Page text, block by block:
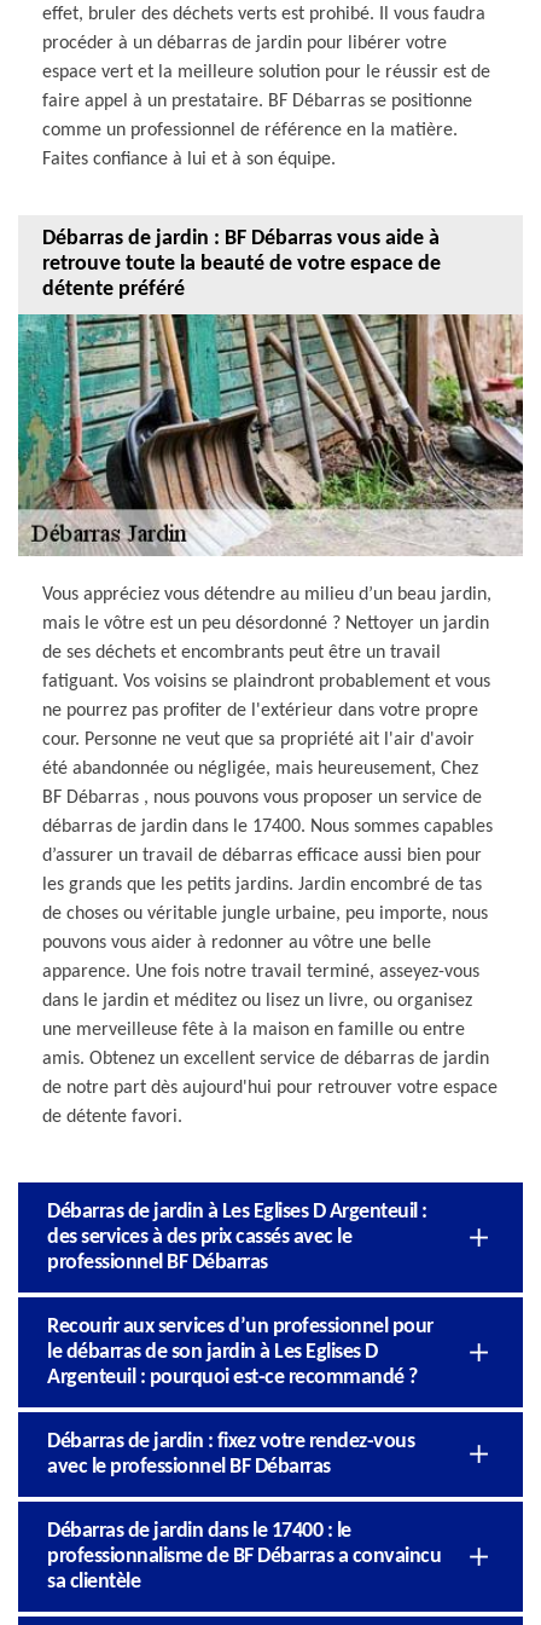
effet, bruler des déchets verts est prohibé. Il vous faudra
procéder à un débarras de jardin pour libérer votre
espace vert et la meilleure solution pour le réussir est de
faire appel à un prestataire. BF Débarras se positionne
comme un professionnel de référence en la matière.
Faites confiance à lui et à son équipe.
Débarras de jardin : BF Débarras vous aide à
retrouve toute la beauté de votre espace de
détente préféré
Vous appréciez vous détendre au milieu d’un beau jardin,
mais le vôtre est un peu désordonné ? Nettoyer un jardin
de ses déchets et encombrants peut être un travail
fatiguant. Vos voisins se plaindront probablement et vous
ne pourrez pas profiter de l'extérieur dans votre propre
cour. Personne ne veut que sa propriété ait l'air d'avoir
été abandonnée ou négligée, mais heureusement, Chez
BF Débarras , nous pouvons vous proposer un service de
débarras de jardin dans le 17400. Nous sommes capables
d’assurer un travail de débarras efficace aussi bien pour
les grands que les petits jardins. Jardin encombré de tas
de choses ou véritable jungle urbaine, peu importe, nous
pouvons vous aider à redonner au vôtre une belle
apparence. Une fois notre travail terminé, asseyez-vous
dans le jardin et méditez ou lisez un livre, ou organisez
une merveilleuse fête à la maison en famille ou entre
amis. Obtenez un excellent service de débarras de jardin
de notre part dès aujourd'hui pour retrouver votre espace
de détente favori.
Débarras de jardin à Les Eglises D Argenteuil :
des services à des prix cassés avec le
professionnel BF Débarras
Recourir aux services d’un professionnel pour
le débarras de son jardin à Les Eglises D
Argenteuil : pourquoi est-ce recommandé ?
Débarras de jardin : fixez votre rendez-vous
avec le professionnel BF Débarras
Débarras de jardin dans le 17400 : le
professionnalisme de BF Débarras a convaincu
sa clientèle